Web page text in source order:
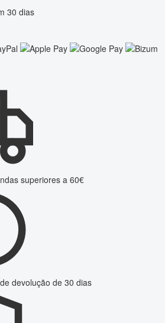
30 dias
superiores a 60€
devolução de 30 dias